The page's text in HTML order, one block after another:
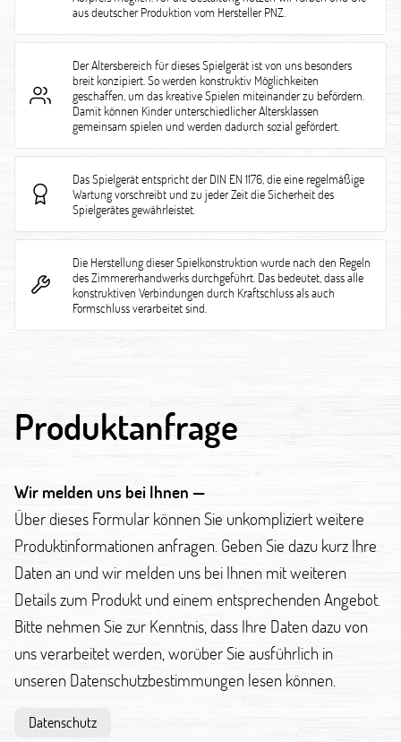
aus deutscher Produktion vom Hersteller PNZ.
Der Altersbereich für dieses Spielgerät ist von uns besonders
breit konzipiert. So werden konstruktiv Möglichkeiten
geschaffen, um das kreative Spielen miteinander zu befördern.
Damit können Kinder unterschiedlicher Altersklassen
gemeinsam spielen und werden dadurch sozial gefördert.
Das Spielgerät entspricht der DIN EN 1176, die eine regelmäßige
Wartung vorschreibt und zu jeder Zeit die Sicherheit des
Spielgerätes gewährleistet.
Die Herstellung dieser Spielkonstruktion wurde nach den Regeln
des Zimmererhandwerks durchgeführt. Das bedeutet, dass alle
konstruktiven Verbindungen durch Kraftschluss als auch
Formschluss verarbeitet sind.
Produktanfrage
Wir melden uns bei Ihnen —
Über dieses Formular können Sie unkompliziert weitere
Produktinformationen anfragen. Geben Sie dazu kurz Ihre
Daten an und wir melden uns bei Ihnen mit weiteren
Details zum Produkt und einem entsprechenden Angebot.
Bitte nehmen Sie zur Kenntnis, dass Ihre Daten dazu von
uns verarbeitet werden, worüber Sie ausführlich in
unseren Datenschutzbestimmungen lesen können.
Datenschutz